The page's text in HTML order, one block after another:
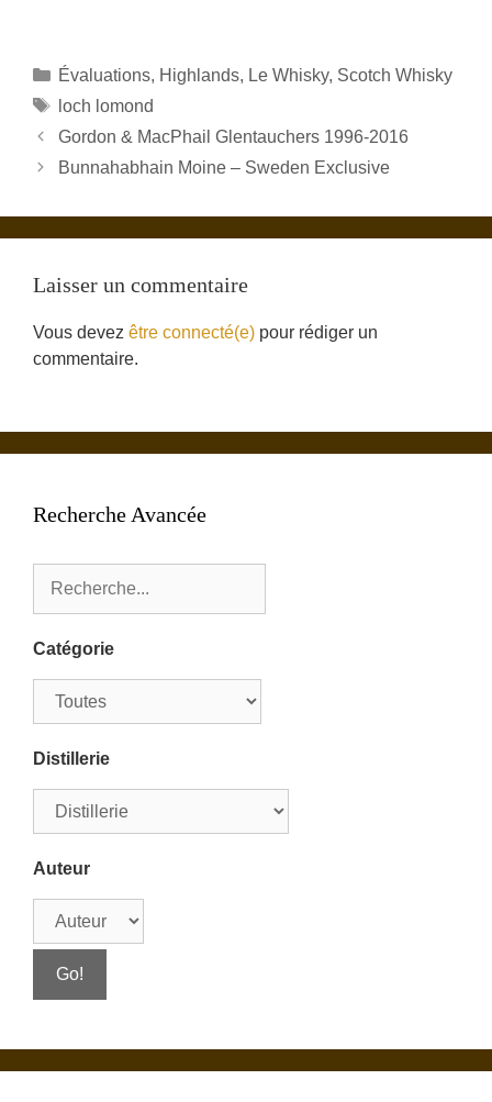
Catégories
Évaluations, Highlands, Le Whisky, Scotch Whisky
Étiquettes
loch lomond
Gordon & MacPhail Glentauchers 1996-2016
Bunnahabhain Moine – Sweden Exclusive
Laisser un commentaire
Vous devez être connecté(e) pour rédiger un
commentaire.
Recherche Avancée
Catégorie
Distillerie
Auteur